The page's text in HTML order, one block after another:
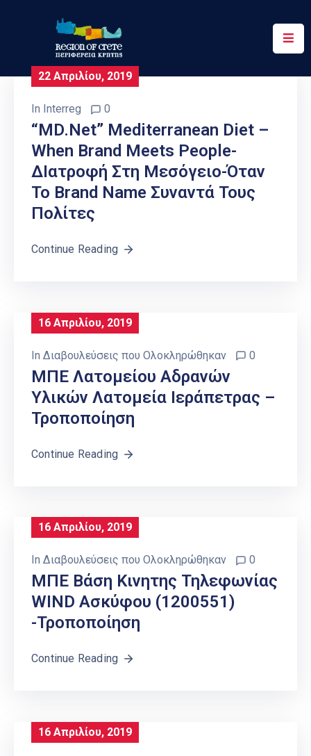
Περιφέρεια
Έργα
Δράσεις
Ψηφιακές
Υπηρεσίες
22 Απριλίου, 2019
In Interreg 0
“MD.net” Mediterranean Diet –
When Brand Meets People-
∆ιατροφή Στη Μεσόγειο-Όταν
Το Brand Name Συναντά Τους
Πολίτες
Continue Reading
16 Απριλίου, 2019
In Διαβουλεύσεις που Ολοκληρώθηκαν 0
ΜΠΕ Λατομείου Αδρανών
Υλικών Λατομεία Ιεράπετρας –
Τροποποίηση
Continue Reading
16 Απριλίου, 2019
In Διαβουλεύσεις που Ολοκληρώθηκαν 0
ΜΠΕ Βάση Κινητης Τηλεφωνίας
WIND Ασκύφου (1200551)
-τροποποίηση
Continue Reading
16 Απριλίου, 2019